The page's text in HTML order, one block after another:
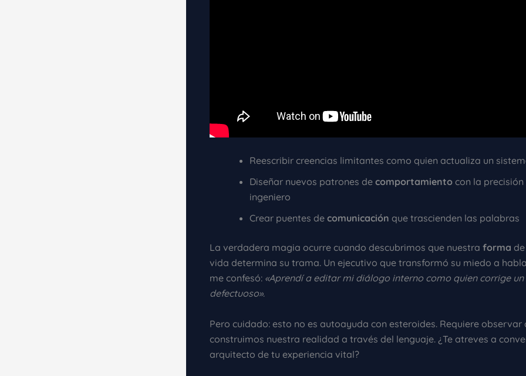
Reescribir creencias limitantes como quien actualiza un
Diseñar nuevos patrones de comportamiento con la precisión
ingeniero
Crear puentes de comunicación que trascienden las palabras
La verdadera magia ocurre cuando descubrimos que nuestra forma
vida determina su trama. Un ejecutivo que transformó su miedo a
me confesó: «Aprendí a editar mi diálogo interno como quien corrige un
defectuoso».
Pero cuidado: esto no es autoayuda con esteroides. Requiere observar
construimos nuestra realidad a través del lenguaje. ¿Te atreves a
arquitecto de tu experiencia vital?